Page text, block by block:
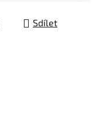
Sdílet